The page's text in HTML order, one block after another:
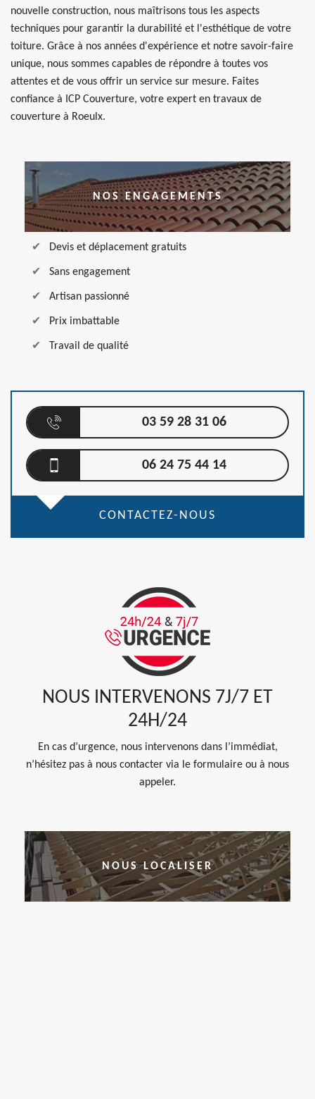
nouvelle construction, nous maîtrisons tous les aspects
techniques pour garantir la durabilité et l'esthétique de votre
toiture. Grâce à nos années d'expérience et notre savoir-faire
unique, nous sommes capables de répondre à toutes vos
attentes et de vous offrir un service sur mesure. Faites
confiance à ICP Couverture, votre expert en travaux de
couverture à Roeulx.
NOS ENGAGEMENTS
Devis et déplacement gratuits
Sans engagement
Artisan passionné
Prix imbattable
Travail de qualité
03 59 28 31 06
06 24 75 44 14
CONTACTEZ-NOUS
NOUS INTERVENONS 7J/7 ET
24H/24
En cas d’urgence, nous intervenons dans l’immédiat,
n’hésitez pas à nous contacter via le formulaire ou à nous
appeler.
NOUS LOCALISER